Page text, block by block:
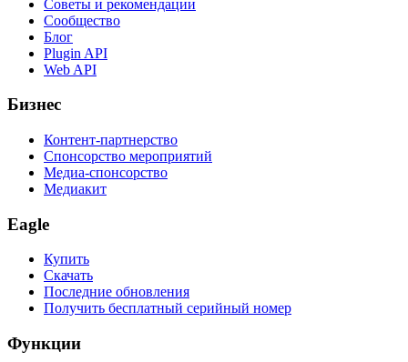
Советы и рекомендации
Сообщество
Блог
Plugin API
Web API
Бизнес
Контент-партнерство
Спонсорство мероприятий
Медиа-спонсорство
Медиакит
Eagle
Купить
Скачать
Последние обновления
Получить бесплатный серийный номер
Функции